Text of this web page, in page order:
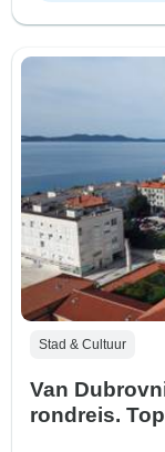
Stad & Cultuur
Van
rondreis.